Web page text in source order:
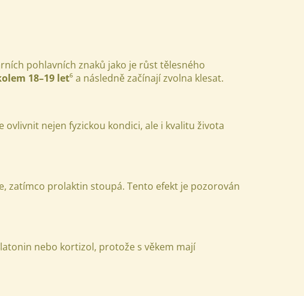
pohlavních znaků jako je růst tělesného
18–19 let⁶ a následně začínají zvolna klesat.
nejen fyzickou kondici, ale i kvalitu života
zatímco prolaktin stoupá. Tento efekt je pozorován
nebo kortizol, protože s věkem mají